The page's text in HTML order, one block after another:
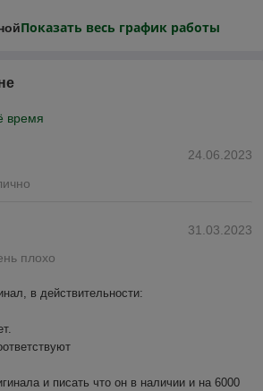
Показать весь график работы
время
24.06.2023
31.03.2023
плохо
в действительности:
и писать что он в наличии и на 6000